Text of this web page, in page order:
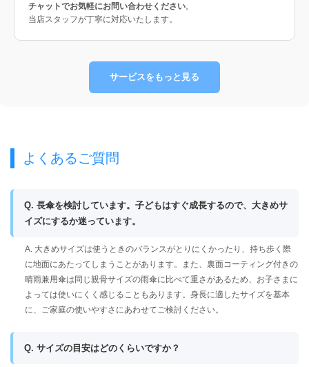
チャットでお気軽にお問い合わせください。
当店スタッフが丁寧に対応いたします。
サービスをもっと見る
よくあるご質問
Q. 長傘を検討しています。子どもはすぐ成長するので、大きめサ
イズにするか迷っています。
A. 大きめサイズは使うときのバランスがとりにくかったり、持ち歩く際
に地面にあたってしまうことがあります。また、裏面コーティング付きの
晴雨兼用傘は同じ親骨サイズの雨傘に比べて重さがあるため、お子さまに
よっては使いにくく感じることもあります。身長に適したサイズを基本
に、ご家庭の使いやすさにあわせてご検討ください。
Q. サイズの目安はどのくらいですか？